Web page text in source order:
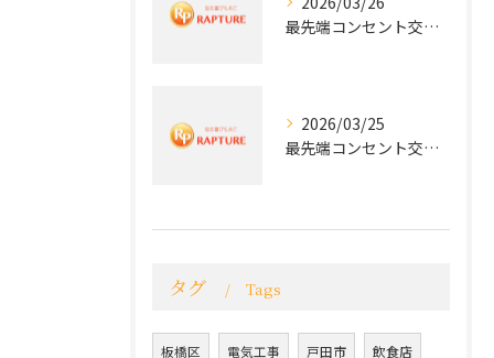
最先端コンセント交換で快適な生活を実現する電気工事の技術
2026/03/25
最先端コンセント交換で実現する安全と快適な住環境
タグ Tags
板橋区 電気工事 戸田市 飲食店